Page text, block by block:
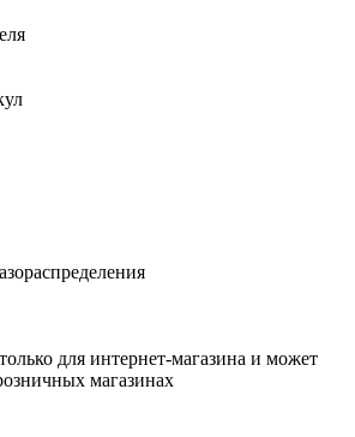
для интернет-магазина и может
магазинах